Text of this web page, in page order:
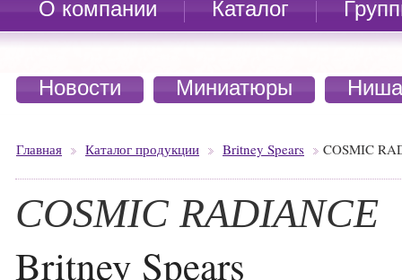
О компании Каталог
Новости Миниатюры
Главная Каталог продукции Britney Spears COSMIC
COSMIC RADIANCE
Britney Spears